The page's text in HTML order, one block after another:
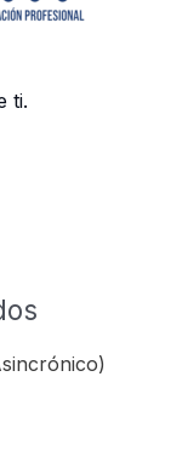
ti.